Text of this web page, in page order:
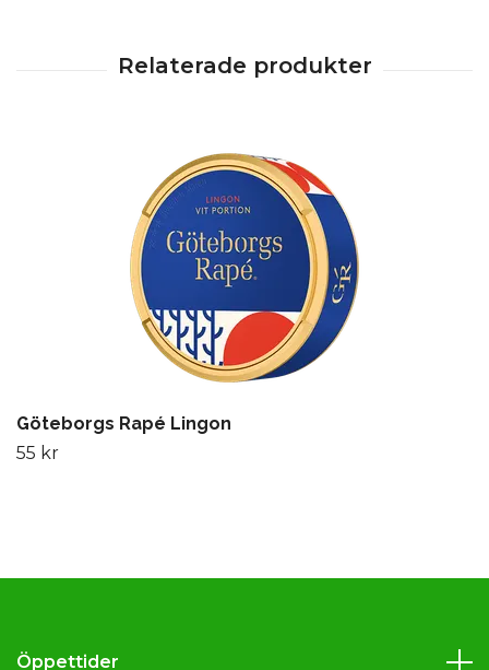
Göteborgs Rapé Lingon
55 kr
Öppettider